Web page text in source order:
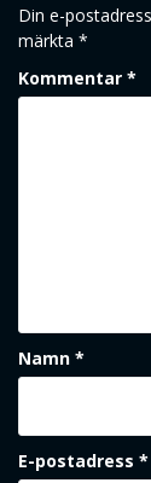
Din e-
märkta *
Kommentar *
Namn *
E-postadress *